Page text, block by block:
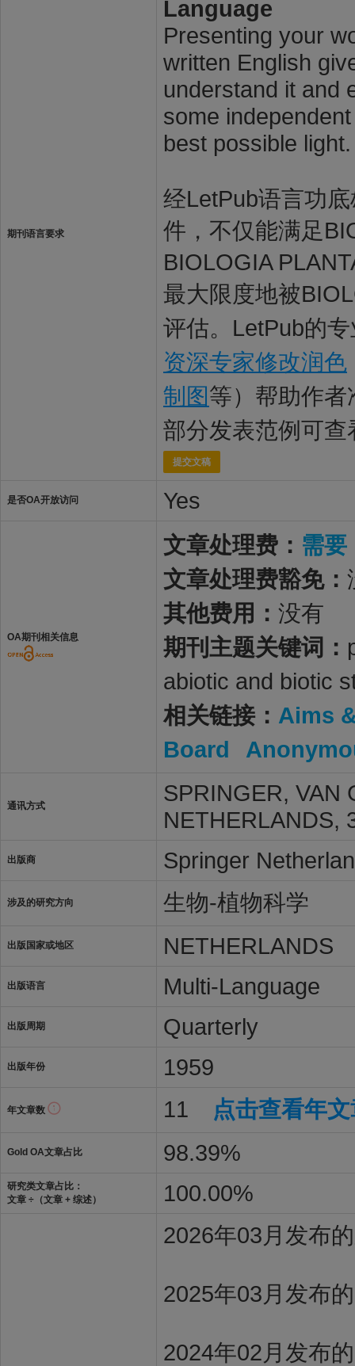
期刊语言要求
Language
Presenting your
written English
understand it and
some
best possible light.
经LetPub语言功
件，不仅能满足
BIOLOGIA
最大限度地被
评估。LetPub的
资深专家修改润色
制图等）帮助作
部分发表范例可查
提交文稿
是否OA开放访问 Yes
OA期刊相关信息
文章处理费： 需要
文章处理费豁免：
其他费用： 没有
期刊主题关键词：
abiotic and biotic
相关链接： Aims
Board
通讯方式
SPRINGER, VAN
NETHERLANDS,
出版商 Springer
涉及的研究方向 生物-植物科学
出版国家或地区 NETHERLANDS
出版语言 Multi-Language
出版周期 Quarterly
出版年份 1959
年文章数 11 点击查看年
Gold OA文章占比 98.39%
研究类文章占比：
文章 ÷（文章 + 综述）
100.00%
2026年03月发布
2025年03月发布
2024年02月发布